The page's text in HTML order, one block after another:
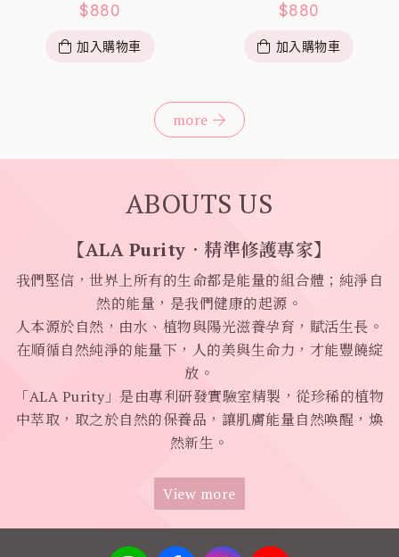
$880
加入購物車
$880
加入購物車
more
ABOUTS US
【ALA Purity．精準修護專家】
我們堅信，世界上所有的生命都是能量的組合體；純淨自
然的能量，是我們健康的起源。
人本源於自然，由水、植物與陽光滋養孕育，賦活生長。
在順循自然純淨的能量下，人的美與生命力，才能豐饒綻
放。
「ALA Purity」是由專利研發實驗室精製，從珍稀的植物
中萃取，取之於自然的保養品，讓肌膚能量自然喚醒，煥
然新生。
View more